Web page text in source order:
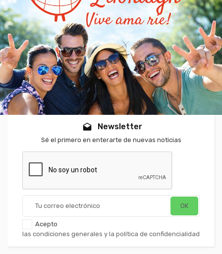
drafts Newsletter
Sé el primero en enterarte de nuevas noticias
Acepto
las condiciones generales y la política de confidencialidad